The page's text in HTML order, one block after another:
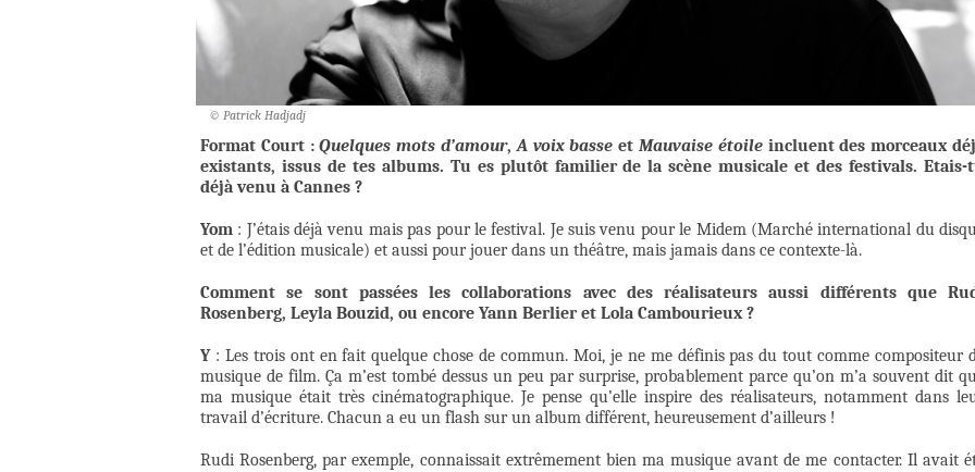
© Patrick Hadjadj
Format Court :Quelques mots d’amour,A voix basse etMauvaise étoileincluent des morceaux
existants, issus de tes albums. Tu es plutôt familier de la scène musicale et des festivals. Etais-
déjà venu à Cannes ?
Yom : J’étais déjà venu mais pas pour le festival. Je suis venu pour le Midem (Marché international du
et de l’édition musicale) et aussi pour jouer dans un théâtre, mais jamais dans ce contexte-là.
Comment se sont passées les collaborations avec des réalisateurs aussi différents que
Rosenberg, Leyla Bouzid, ou encore Yann Berlier et Lola Cambourieux ?
Y: Les trois ont en fait quelque chose de commun. Moi, je ne me définis pas du tout comme compositeur
musique de film. Ça m’est tombé dessus un peu par surprise, probablement parce qu’on m’a souvent dit
ma musique était très cinématographique. Je pense qu’elle inspire des réalisateurs, notamment dans
travail d’écriture. Chacun a eu un flash sur un album différent, heureusement d’ailleurs !
Rudi Rosenberg, par exemple, connaissait extrêmement bien ma musique avant de me contacter. Il avait